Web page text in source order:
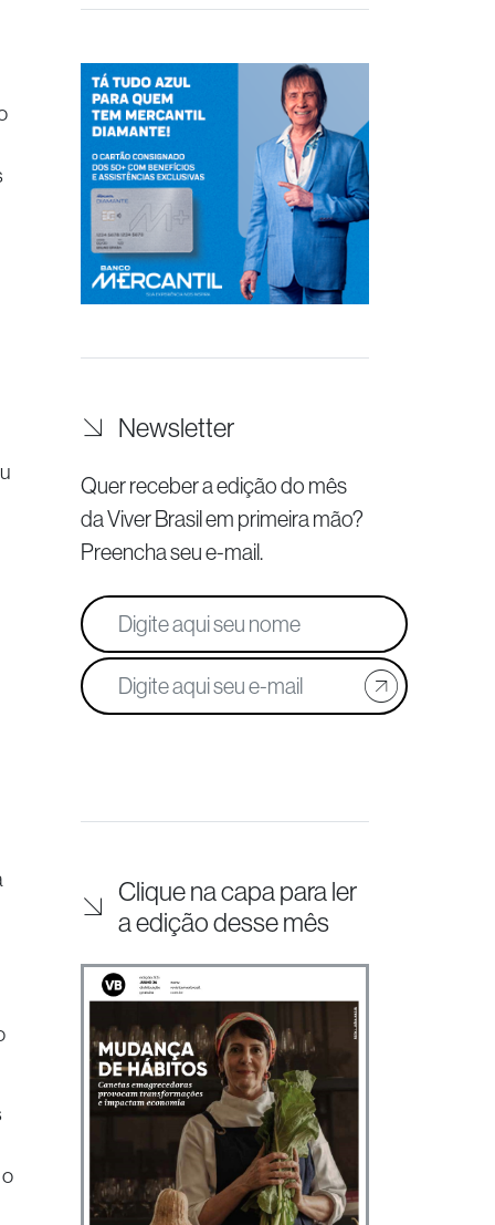
Newsletter
Quer receber a edição do mês
da Viver Brasilem primeira mão?
Preencha seu e-mail.
Clique na capa para ler
a edição desse mês